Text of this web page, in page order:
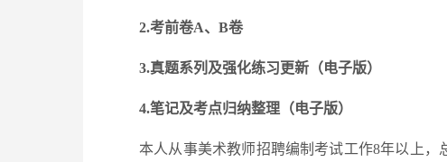
2.考前卷A、B卷
3.真题系列及强化练习更新 （电子版）
4.笔记及考点归纳整理（电子版）
本人从事美术教师招聘编制考试工作8年以上，